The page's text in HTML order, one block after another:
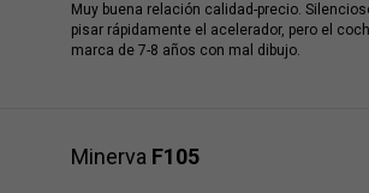
Muy buena relación calidad-precio.
pisar rápidamente el acelerador, pero el
marca de 7-8 años con mal dibujo.
Minerva F105